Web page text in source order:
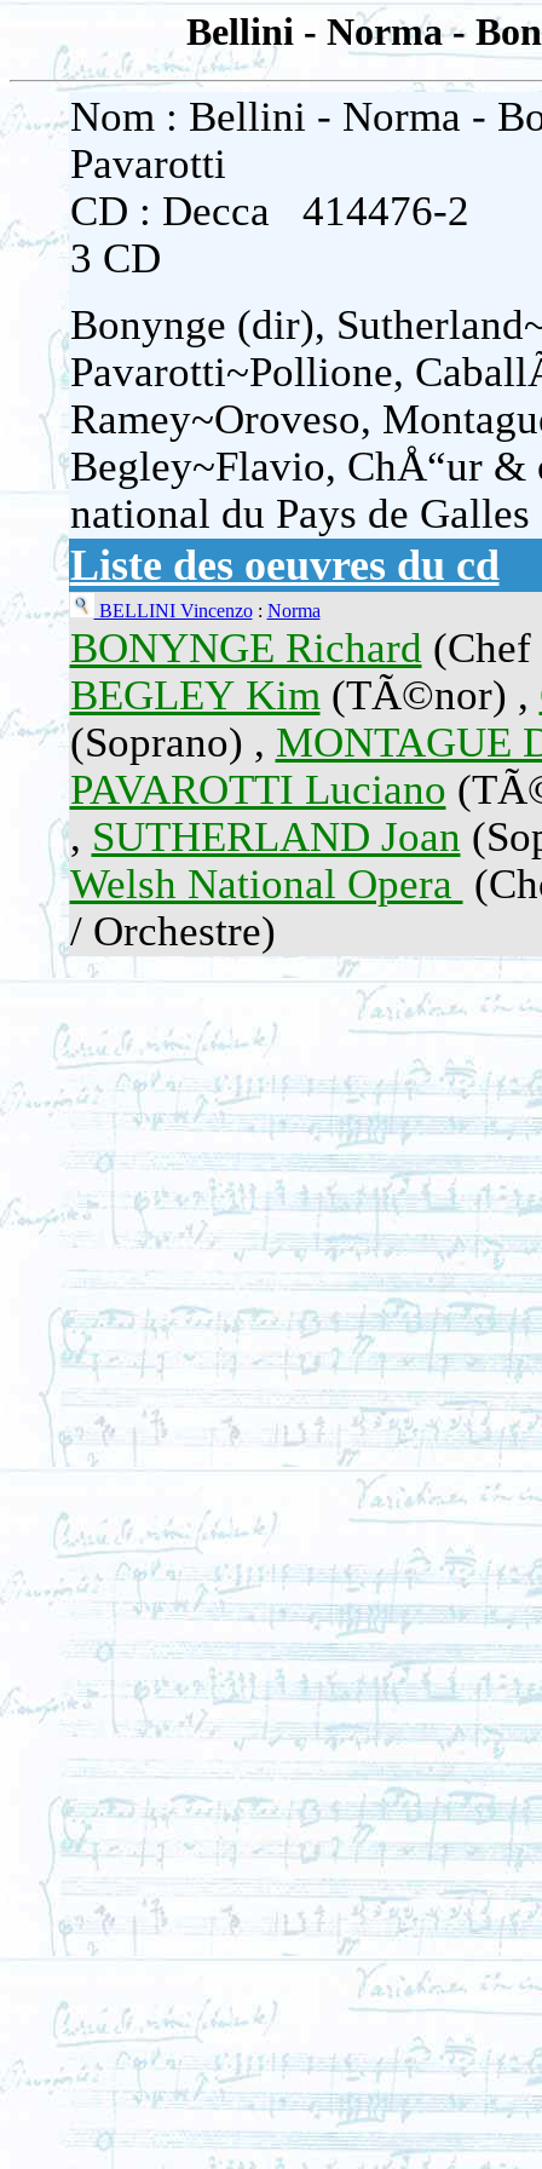
Bellini - Norma -
Nom : Bellini - Norma -
Pavarotti
CD : Decca 414476-2
3 CD
Bonynge (dir),
Pavarotti~Pollione,
Ramey~Oroveso,
Begley~Flavio, ChÅ“ur
national du Pays de Galles
Liste des oeuvres du cd
BELLINI Vincenzo: Norma
BONYNGE Richard (Chef
BEGLEY Kim (TÃ©nor) ,
(Soprano) , MONTAGUE
PAVAROTTI Luciano
, SUTHERLAND Joan
Welsh National Opera
/ Orchestre)